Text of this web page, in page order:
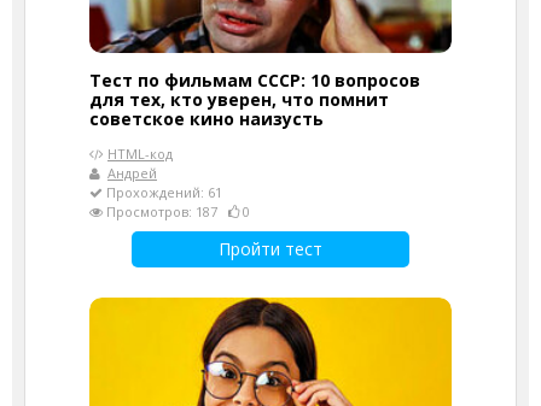
Тест по фильмам СССР: 10 вопросов
для тех, кто уверен, что помнит
советское кино наизусть
HTML-код
Андрей
Прохождений: 61
Просмотров: 187
0
Пройти тест